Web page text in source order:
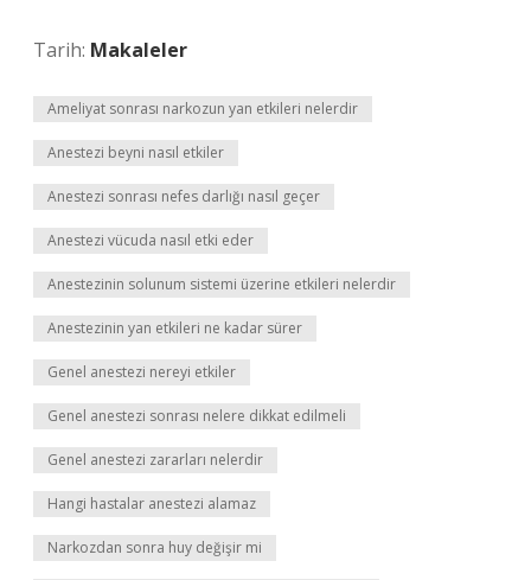
Tarih: Makaleler
Ameliyat sonrası narkozun yan etkileri nelerdir
Anestezi beyni nasıl etkiler
Anestezi sonrası nefes darlığı nasıl geçer
Anestezi vücuda nasıl etki eder
Anestezinin solunum sistemi üzerine etkileri nelerdir
Anestezinin yan etkileri ne kadar sürer
Genel anestezi nereyi etkiler
Genel anestezi sonrası nelere dikkat edilmeli
Genel anestezi zararları nelerdir
Hangi hastalar anestezi alamaz
Narkozdan sonra huy değişir mi